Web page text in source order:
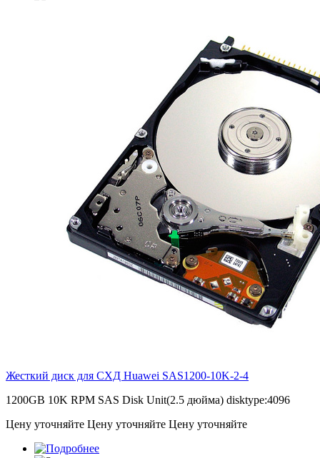
Жесткий диск для СХД Huawei SAS1200-10K-2-4
1200GB 10K RPM SAS Disk Unit(2.5 дюйма) disktype:4096
Цену уточняйте Цену уточняйте Цену уточняйте